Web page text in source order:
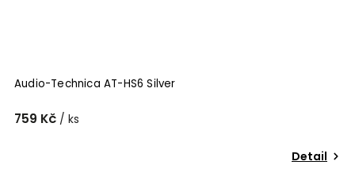
Audio-Technica AT-HS6 Silver
759 Kč / ks
Detail